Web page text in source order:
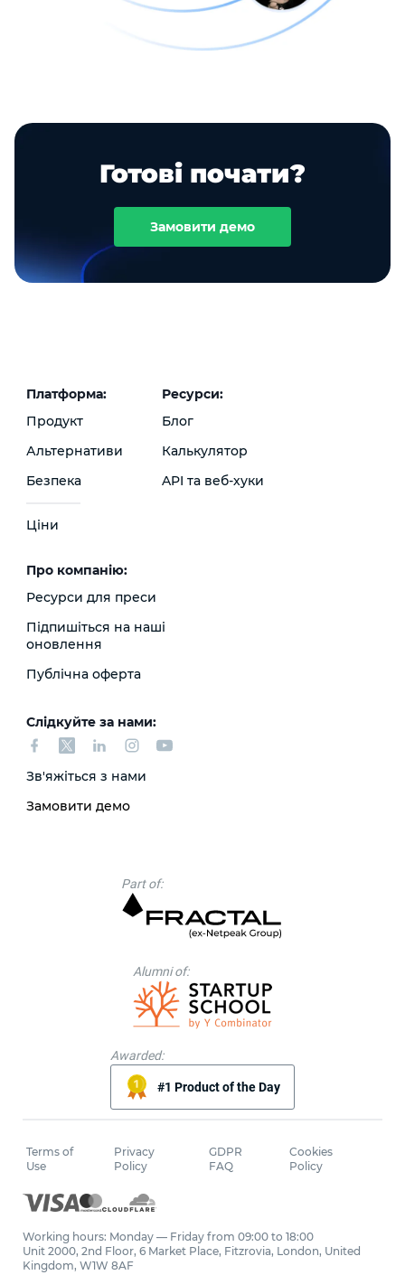
Готові почати?
Замовити демо
Платформа:
Продукт
Альтернативи
Безпека
Ціни
Ресурси:
Блог
Калькулятор
API та веб-хуки
Про компанію:
Ресурси для преси
Підпишіться на наші
оновлення
Публічна оферта
Слідкуйте за нами:
Зв'яжіться з нами
Замовити демо
Part of:
Alumni of:
Awarded:
#1 Product of the Day
Terms of
Use
Privacy
Policy
GDPR
FAQ
Cookies
Policy
Working hours: Monday — Friday from 09:00 to 18:00
Unit 2000, 2nd Floor, 6 Market Place, Fitzrovia, London, United
Kingdom, W1W 8AF